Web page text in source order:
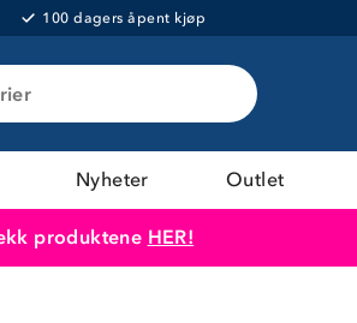
100 dagers åpent kjøp
Nyheter Outlet
produktene HER!